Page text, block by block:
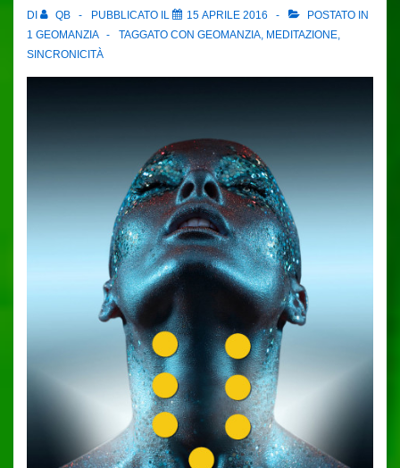
DI QB PUBBLICATO IL 15 APRILE 2016
POSTATO IN
1 GEOMANZIA
TAGGATO CON GEOMANZIA, MEDITAZIONE,
SINCRONICITÀ